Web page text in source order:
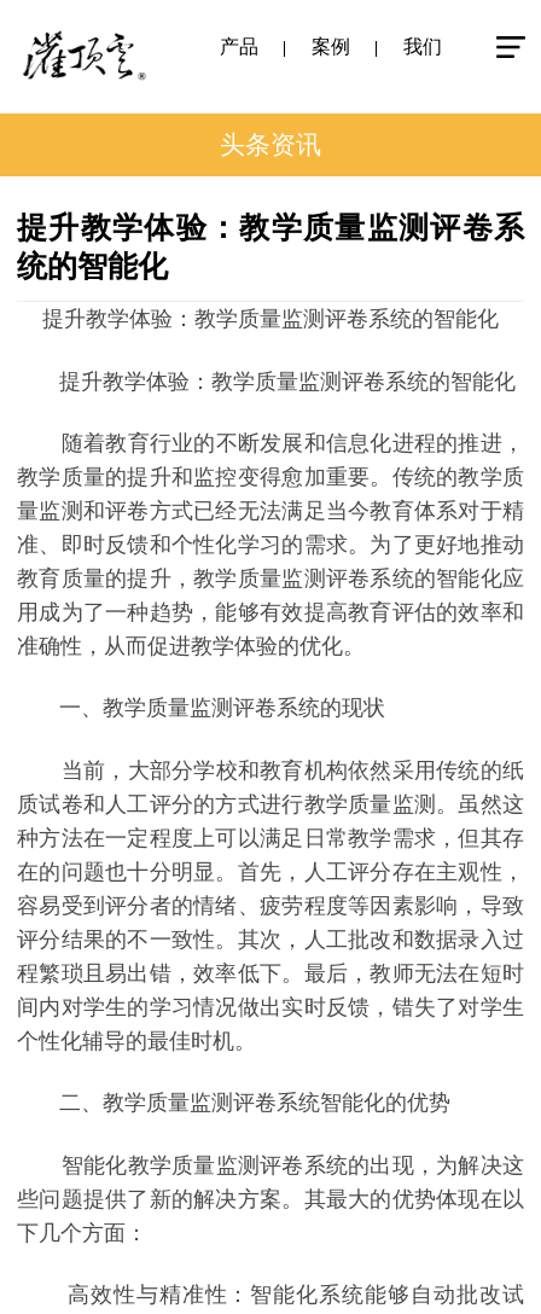
产品 案例 我们
头条资讯
提升教学体验：教学质量监测评卷系
统的智能化
提升教学体验：教学质量监测评卷系统的智能化
提升教学体验：教学质量监测评卷系统的智能化
随着教育行业的不断发展和信息化进程的推进，
教学质量的提升和监控变得愈加重要。传统的教学质
量监测和评卷方式已经无法满足当今教育体系对于精
准、即时反馈和个性化学习的需求。为了更好地推动
教育质量的提升，教学质量监测评卷系统的智能化应
用成为了一种趋势，能够有效提高教育评估的效率和
准确性，从而促进教学体验的优化。
一、教学质量监测评卷系统的现状
当前，大部分学校和教育机构依然采用传统的纸
质试卷和人工评分的方式进行教学质量监测。虽然这
种方法在一定程度上可以满足日常教学需求，但其存
在的问题也十分明显。首先，人工评分存在主观性，
容易受到评分者的情绪、疲劳程度等因素影响，导致
评分结果的不一致性。其次，人工批改和数据录入过
程繁琐且易出错，效率低下。最后，教师无法在短时
间内对学生的学习情况做出实时反馈，错失了对学生
个性化辅导的最佳时机。
二、教学质量监测评卷系统智能化的优势
智能化教学质量监测评卷系统的出现，为解决这
些问题提供了新的解决方案。其最大的优势体现在以
下几个方面：
高效性与精准性：智能化系统能够自动批改试